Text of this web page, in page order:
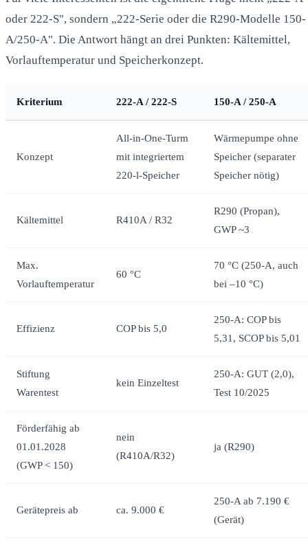
oder 222-S", sondern „222-Serie oder die R290-Modelle 150-
A/250-A". Die Antwort hängt an drei Punkten: Kältemittel,
Vorlauftemperatur und Speicherkonzept.
Kriterium 222-A / 222-S 150-A / 250-A
Konzept
All-in-One-Turm
mit integriertem
220-l-Speicher
Wärmepumpe ohne
Speicher (separater
Speicher nötig)
Kältemittel R410A / R32
R290 (Propan),
GWP ~3
Max.
Vorlauftemperatur
60 °C
70 °C (250-A, auch
bei –10 °C)
Effizienz COP bis 5,0
250-A: COP bis
5,31, SCOP bis 5,01
Stiftung
Warentest
kein Einzeltest
250-A: GUT (2,0),
Test 10/2025
Förderfähig ab
01.01.2028
(GWP < 150)
nein
(R410A/R32)
ja (R290)
Gerätepreis ab ca. 9.000 €
250-A ab 7.190 €
(Gerät)